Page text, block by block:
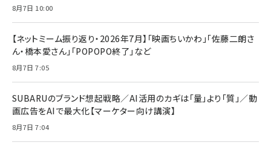
8月7日 10:00
【ネットミーム振り返り・2026年7月】「映画ちいかわ」「佐藤二朗さ
ん・橋本愛さん」「POPOPO終了」など
8月7日 7:05
SUBARUのブランド想起戦略／AI活用のカギは「量」より「質」／動
画広告をAIで最大化【マーケター向け講演】
8月7日 7:04